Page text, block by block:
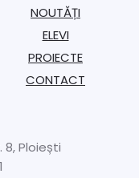
NOUTĂȚI
ELEVI
PROIECTE​
CONTACT
8, Ploiești